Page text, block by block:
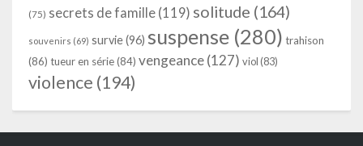
(75) secrets de famille (119) solitude (164)
souvenirs (69) survie(96) suspense (280) trahison
(86) tueur en série(84) vengeance(127) viol (83)
violence (194)